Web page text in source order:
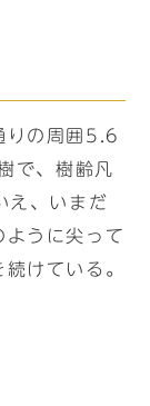
りの周囲5.6
で、樹齢凡
え、いまだ
ように尖って
けている。